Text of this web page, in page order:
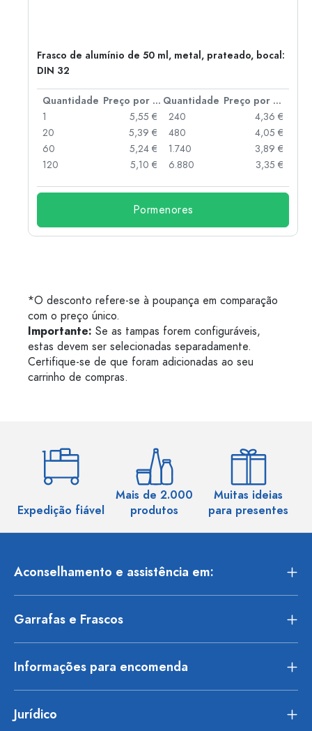
Frasco de alumínio de 50 ml, metal, prateado, bocal:
DIN 32
Quantidade Preço por peça Quantidade
Preço por peça
1
5,55 €
20
5,39 €
60
5,24 €
120
5,10 €
240
4,36 €
480
4,05 €
1.740
3,89 €
6.880
3,35 €
Pormenores
*O desconto refere-se à poupança em comparação
com o preço único.
Importante: Se as tampas forem configuráveis,
estas devem ser selecionadas separadamente.
Certifique-se de que foram adicionadas ao seu
carrinho de compras.
Expedição fiável
Mais de 2.000
produtos
Muitas ideias
para presentes
Aconselhamento e assistência em:
Garrafas e Frascos
Informações para encomenda
Jurídico